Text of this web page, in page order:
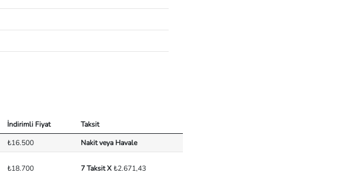
İndirimli Fiyat
Taksit
₺16.500 Nakit veya Havale
₺18.700 7 Taksit X₺2.671,43